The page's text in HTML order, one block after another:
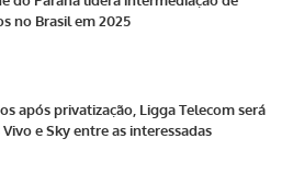
no Brasil em 2025
após privatização, Ligga Telecom será
e Sky entre as interessadas